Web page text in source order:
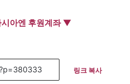
아엔 후원계좌 ▼
링크 복사